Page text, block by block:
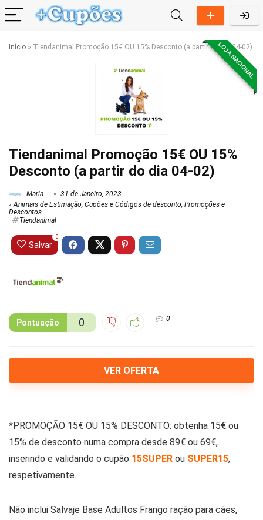
Início » Tiendanimal Promoção 15€ OU 15% Desconto (a partir do dia 04-02)
LOJA NACIONAL
Tiendanimal Promoção 15€ OU 15%
Desconto (a partir do dia 04-02)
Maria
31 de Janeiro, 2023
Animais de Estimação, Cupões e Códigos de desconto, Promoções e
Descontos
Tiendanimal
Salvar
0
Pontuação 0 0
VER OFERTA
*PROMOÇÃO 15€ OU 15% DESCONTO: obtenha 15€ ou
15% de desconto numa compra desde 89€ ou 69€,
inserindo e validando o cupão 15SUPER ou SUPER15,
respetivamente.
Não inclui Salvaje Base Adultos Frango ração para cães,